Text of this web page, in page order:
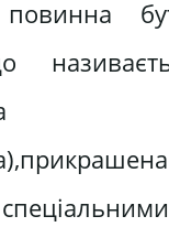
повинна